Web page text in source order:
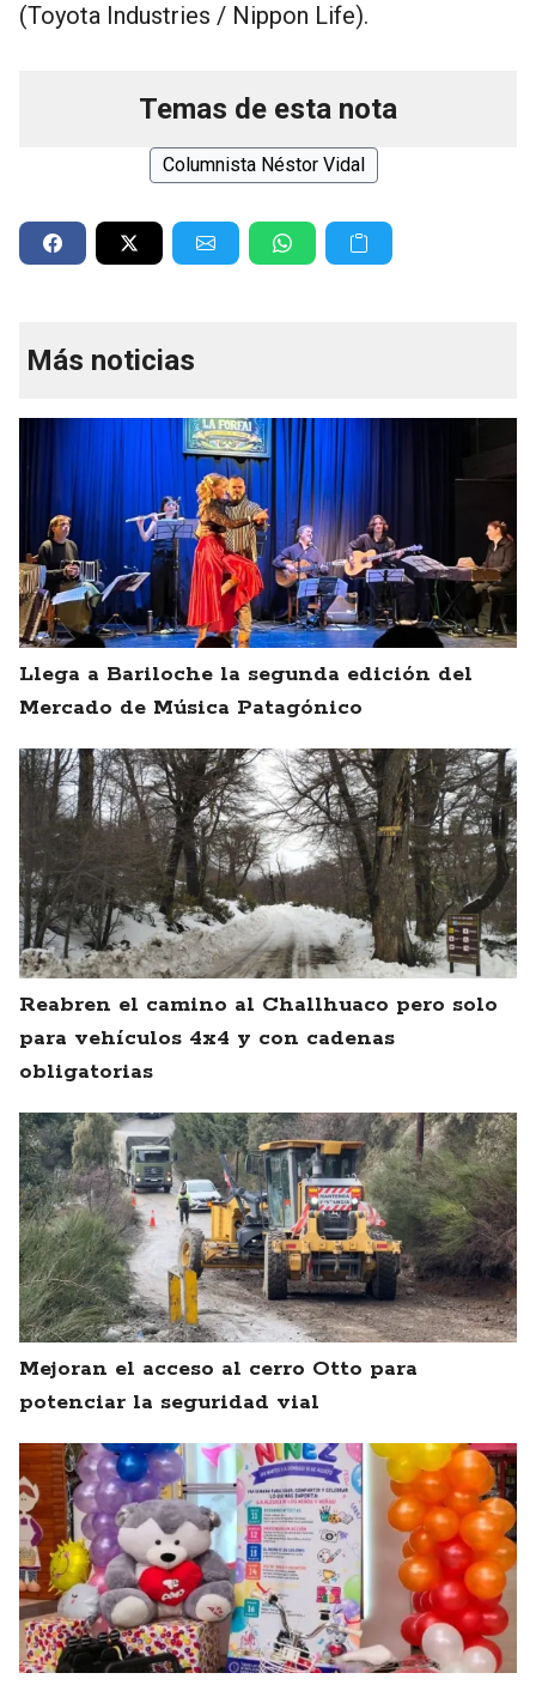
(Toyota Industries / Nippon Life).
Temas de esta nota
Columnista Néstor Vidal
Más noticias
Llega a Bariloche la segunda edición del
Mercado de Música Patagónico
Reabren el camino al Challhuaco pero solo
para vehículos 4x4 y con cadenas
obligatorias
Mejoran el acceso al cerro Otto para
potenciar la seguridad vial